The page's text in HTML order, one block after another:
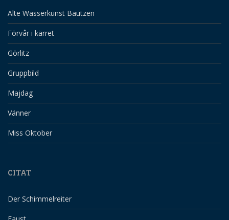
Alte Wasserkunst Bautzen
Förvår i kärret
Görlitz
Gruppbild
Majdag
Vänner
Miss Oktober
CITAT
Der Schimmelreiter